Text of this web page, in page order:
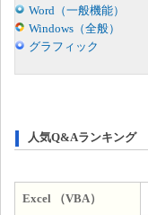
Word（一般機能）
Windows（全般）
グラフィック
人気Q&Aランキング
Excel （VBA）